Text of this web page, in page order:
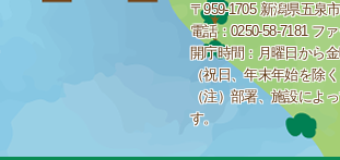
〒959-1705 新潟県五泉
電話：0250-58-7181 フ
開庁時間：月曜日から
（祝日、年末年始を除く
（注）部署、施設によ
す。